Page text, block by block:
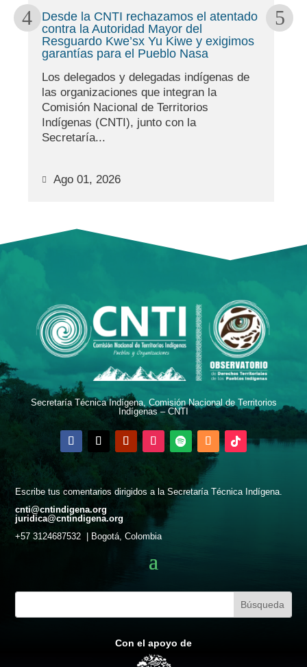
el atentado
Mayor del
Yu Kiwe y exigimos
Pueblo Nasa
indígenas de
que integran la
de Territorios
junto con la
Ocho años del SIG-
información propia para
nuestros territorios
información. Esta
durante ocho años el
Sistema de Información...
Secretaría Técnica Indígena, Comisión Nacional de Territorios
Indígenas – CNTI
Escribe tus comentarios dirigidos a la Secretaría Técnica Indígena.
cnti@cntindigena.org
juridica@cntindigena.org
+57 3124687532 | Bogotá, Colombia
Con el apoyo de